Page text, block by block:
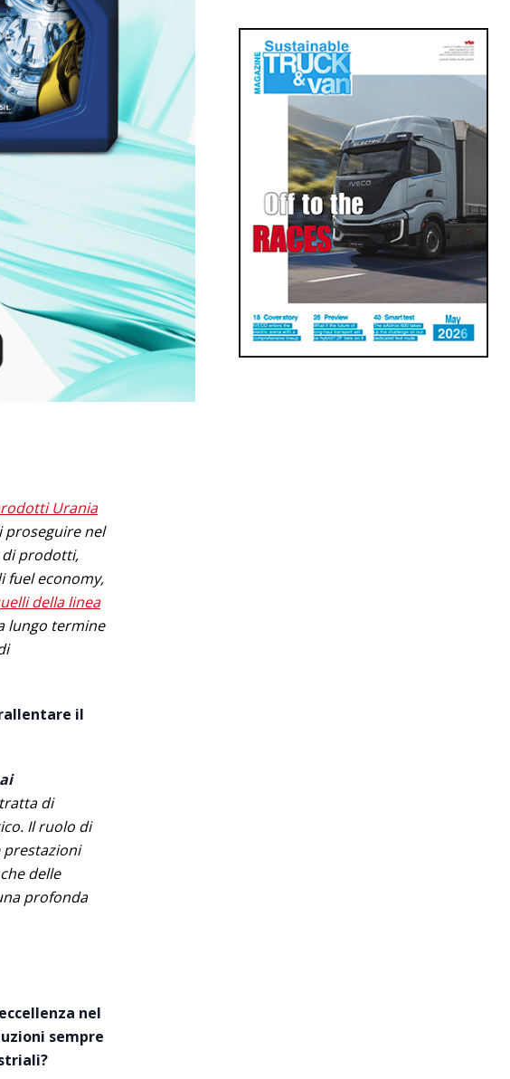
Urania
proseguire nel
di prodotti,
fuel economy,
della linea
lungo termine
il
di
Il ruolo di
prestazioni
delle
profonda
nel
sempre